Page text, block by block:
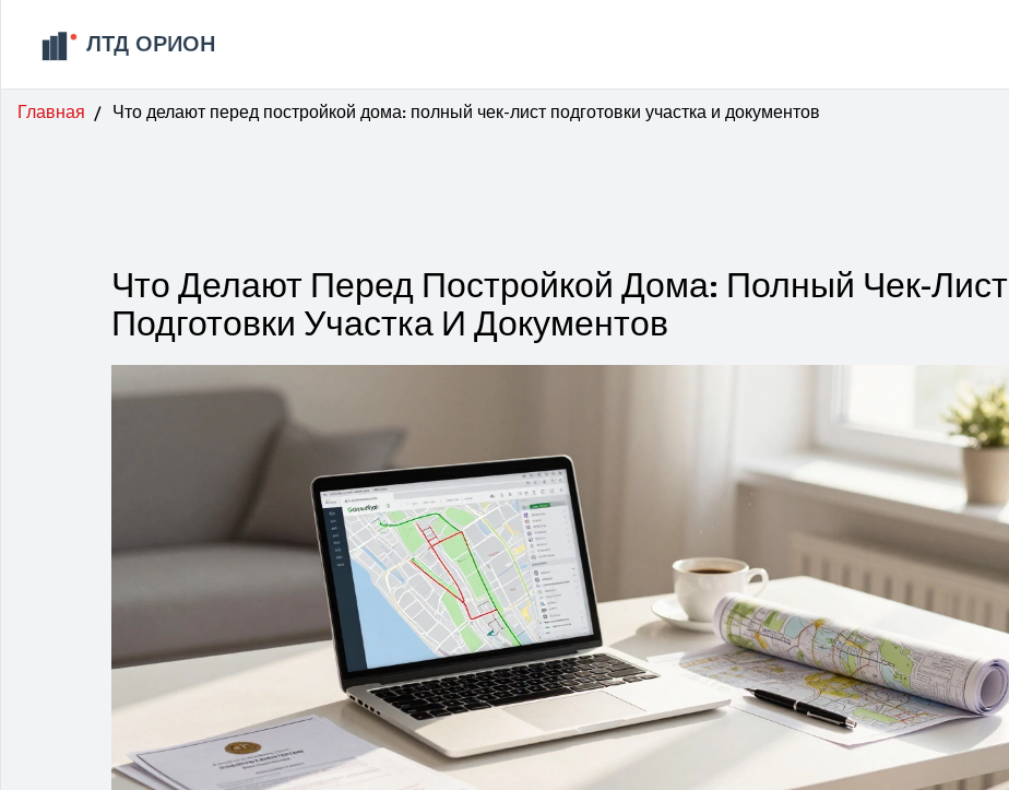
Главная Что делают перед постройкой дома: полный чек-лист подготовки участка и документов
Что Делают Перед Постройкой Дома: Полный Чек-Лист
Подготовки Участка И Документов